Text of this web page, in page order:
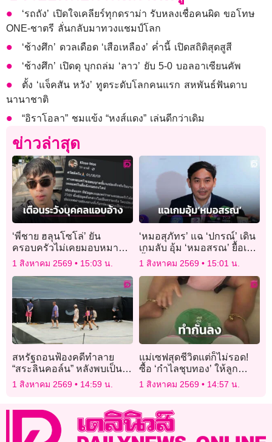
‘รถถัง’ เปิดใจเคลียร์ทุกดราม่า รับหลงเชื่อคนผิด ขอโทษ
ONE-ชาตรี ลั่นกลับมาทวงแชมป์โลก
‘ช้างศึก’ ดวลเดือด ‘เสือเหลือง’ ค่ำนี้ เปิดสถิติสุดสูสี
‘ช้างศึก’ เปิดดุ บุกถล่ม ‘ลาว’ ยับ 5-0 บอลอาเซียนคัพ
ตั้ง ‘แจ็คสัน หวัง’ ทูตระดับโลกคนแรก สหพันธ์ฟันดาบ
นานาชาติ
“อิราโอลา” ชมแข้ง “หงส์แดง” เล่นดีกว่าเดิม
ข่าวล่าสุด
‘พี่ชาย ฮลุนโซโล่’ ยัน
ครอบครัวไม่เคยมอบหมาย
ใครเปิดรับบริจาค หลังพบ
1 สิงหาคม 2569 15:03 น.
‘หมอสุภัทร’ แฉ ‘ปกรณ์’ เดิน
เกมลับ อุ้ม ‘หมอสรณ’ ยื้อเก้า
อี้ประธานกสทช.
1 สิงหาคม 2569 15:01 น.
สหรัฐถอนฟ้องคดีทำลาย
“สระลินคอล์น” หลังพบเป็น
ความผิดผู้รับเหมาแต่แรก
1 สิงหาคม 2569 14:59 น.
แม่เซฟสุดชีวิตแต่ก็ไม่รอด!
ซื้อ ‘กำไลชุบทอง’ ให้ลูก
เพราะกลัวโจร สุดท้ายถูกฉก
1 สิงหาคม 2569 14:57 น.